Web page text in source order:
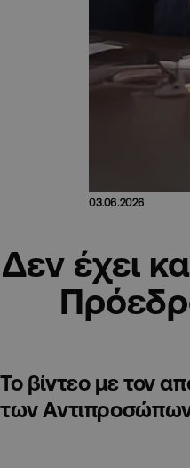
03.06.2026
Δεν έχει
Το βίντεο με τον
των